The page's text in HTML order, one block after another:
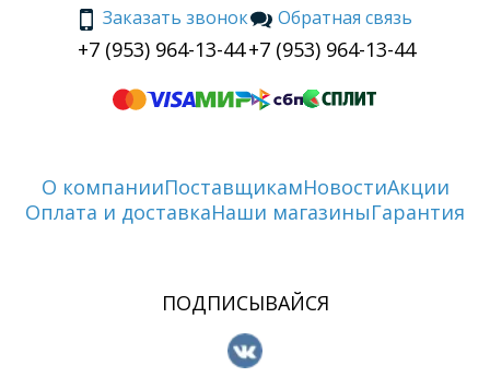
Заказать звонок
+7 (953) 964-13-44
Обратная связь
+7 (953) 964-13-44
О компанииПоставщикамНовостиАкции
Оплата и доставкаНаши магазиныГарантия
ПОДПИСЫВАЙСЯ